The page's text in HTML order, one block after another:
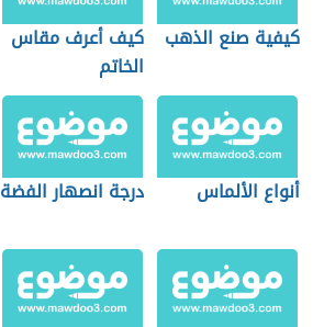
كيفية صنع الذهب
كيف أعرف مقاس
الخاتم
أنواع الألماس درجة انصهار الفضة